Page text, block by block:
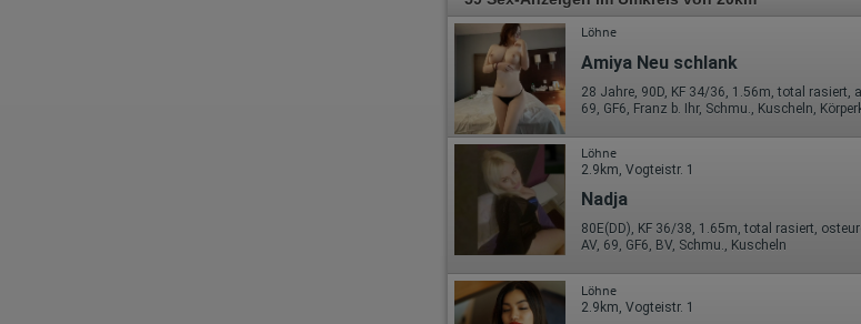
Löhne
Amiya Neu schlank
28 Jahre, 90D, KF 34/36, 1.56m, total rasiert,
69, GF6, Franz b. Ihr, Schmu., Kuscheln,
Löhne
2.9km, Vogteistr. 1
Nadja
80E(DD), KF 36/38, 1.65m, total rasiert,
AV, 69, GF6, BV, Schmu., Kuscheln
Löhne
2.9km, Vogteistr. 1